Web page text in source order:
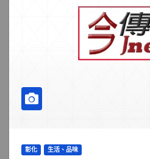
彰化 生活、品味